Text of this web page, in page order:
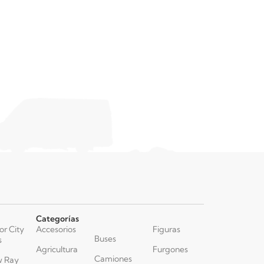
City
Ray
Categorías
Accesorios
Agricultura
Buses
Camiones
Figuras
Furgones